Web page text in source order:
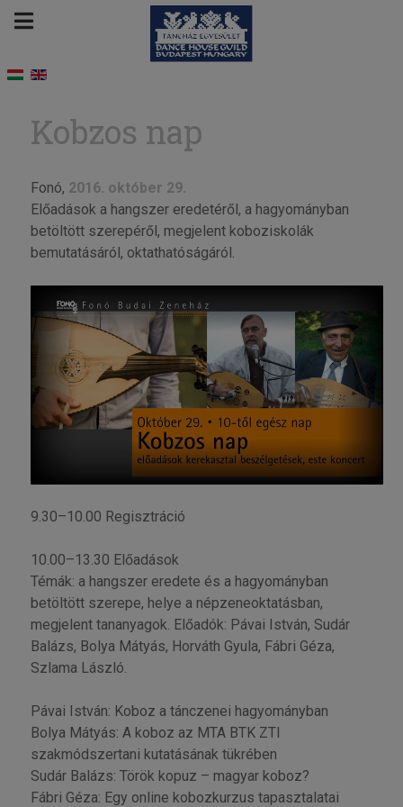
Kobzos nap
Fonó, 2016. október 29.
Előadások a hangszer eredetéről, a hagyományban
betöltött szerepéről, megjelent koboziskolák
bemutatásáról, oktathatóságáról.
9.30–10.00 Regisztráció
10.00–13.30 Előadások
Témák: a hangszer eredete és a hagyományban
betöltött szerepe, helye a népzeneoktatásban,
megjelent tananyagok. Előadók: Pávai István, Sudár
Balázs, Bolya Mátyás, Horváth Gyula, Fábri Géza,
Szlama László.
Pávai István: Koboz a tánczenei hagyományban
Bolya Mátyás: A koboz az MTA BTK ZTI
szakmódszertani kutatásának tükrében
Sudár Balázs: Török kopuz – magyar koboz?
Fábri Géza: Egy online kobozkurzus tapasztalatai